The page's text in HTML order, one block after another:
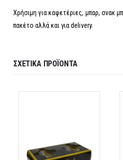
Χρήσιμη για καφετέριες, μπαρ, σνακ
πακέτο αλλά και για delivery.
ΣΧΕΤΙΚΆ ΠΡΟΪΌΝΤΑ